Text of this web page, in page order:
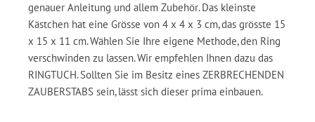
genauer Anleitung und allem Zubehör. Das kleinste
Kästchen hat eine Grösse von 4 x 4 x 3 cm, das grösste 15
x 15 x 11 cm. Wählen Sie Ihre eigene Methode, den Ring
verschwinden zu lassen. Wir empfehlen Ihnen dazu das
RINGTUCH. Sollten Sie im Besitz eines ZERBRECHENDEN
ZAUBERSTABS sein, lässt sich dieser prima einbauen.